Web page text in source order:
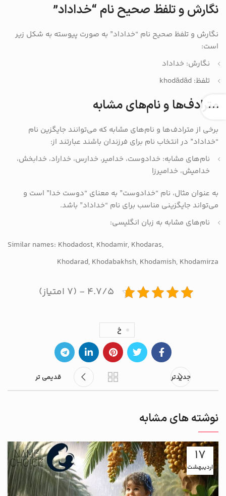
نگارش و تلفظ صحیح نام “خداداد”
نگارش و تلفظ صحیح نام “خداداد” به صورت پیوسته به شکل زیر
است:
نگارش: خداداد
تلفظ: khodādād
مترادف‌ها و نام‌های مشابه
برخی از مترادف‌ها و نام‌های مشابه که می‌توانند جایگزین نام
“خداداد” در انتخاب نام برای فرزندان باشند عبارتند از:
نام‌های مشابه: خدادوست، خدامیر، خدارس، خداراد، خدابخش،
خدامیش، خدامیرزا
به عنوان مثال، نام “خدادوست” به معنای “دوست خدا” است و
می‌تواند جایگزینی مناسب برای نام “خداداد” باشد.
نام‌های مشابه به زبان انگلیسی:
Similar names: Khodadost, Khodamir, Khodaras,
Khodarad, Khodabakhsh, Khodamish, Khodamirza
۴.۷/۵ - (۷ امتیاز)
خ
جدیدتر قدیمی تر
نوشته های مشابه
17
اردیبهشت